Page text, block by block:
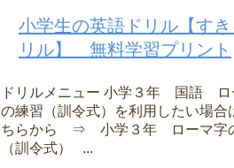
小学生の英語ドリル【す
リル】 無料学習プリント
ドリルメニュー 小学３年 国語 ロ
の練習（訓令式）を利用したい場合
ちらから ⇒ 小学３年 ローマ字
（訓令式） ...